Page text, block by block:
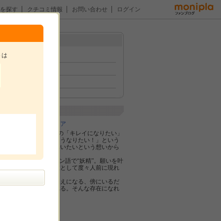
探す クチコミ情報 お問い合わせ ログイン
メニュー
株式会社ブリスコア
“Re:fata”はお客様の「キレイになりたい」
「痩せたい」「こうなりたい！」という
願いに常に寄り添いたいという想いから
生まれました。
“ファータ”はラテン語で“妖精”。願いを叶
える神秘的な存在として度々人前に現れ
貴方の頑張りの支えになる、傍にいるだ
けで前向きになれる。そんな存在になれ